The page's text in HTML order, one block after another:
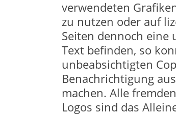
verwendeten
zu nutzen oder auf
Seiten dennoch eine
Text befinden, so
unbeabsichtigten
Benachrichtigung
machen. Alle
Logos sind das